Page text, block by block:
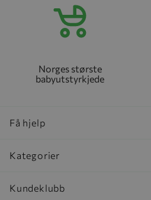
Norges største
babyutstyrkjede
Få hjelp
Kategorier
Kundeklubb